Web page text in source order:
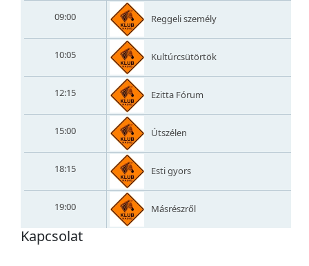
09:00 Reggeli személy
10:05 Kultúrcsütörtök
12:15 Ezitta Fórum
15:00 Útszélen
18:15 Esti gyors
19:00 Másrészről
Kapcsolat